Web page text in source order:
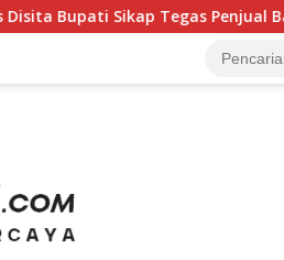
Penjual Barang Haram